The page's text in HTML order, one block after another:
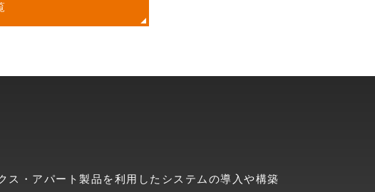
・アパート製品を利用したシステムの導入や構築